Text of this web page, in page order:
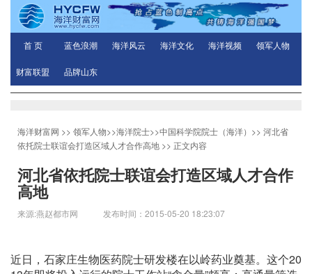
首 页 蓝色浪潮 海洋风云 海洋文化 海洋视频 领军人物
财富联盟 品牌山东
海洋财富网 >> 领军人物>>海洋院士>>中国科学院院士（海洋） >> 河北省
依托院士联谊会打造区域人才合作高地 >> 正文内容
河北省依托院士联谊会打造区域人才合作
高地
来源:燕赵都市网 发布时间：2015-05-20 18:23:07
近日，石家庄生物医药院士研发楼在以岭药业奠基。这个20